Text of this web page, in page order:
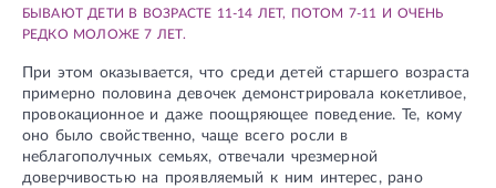
БЫВАЮТ ДЕТИ В ВОЗРАСТЕ 11-14 ЛЕТ, ПОТОМ 7-11 И ОЧЕНЬ
РЕДКО МОЛОЖЕ 7 ЛЕТ.
При этом оказывается, что среди детей старшего возраста
примерно половина девочек демонстрировала кокетливое,
провокационное и даже поощряющее поведение. Те, кому
оно было свойственно, чаще всего росли в
неблагополучных семьях, отвечали чрезмерной
доверчивостью на проявляемый к ним интерес, рано